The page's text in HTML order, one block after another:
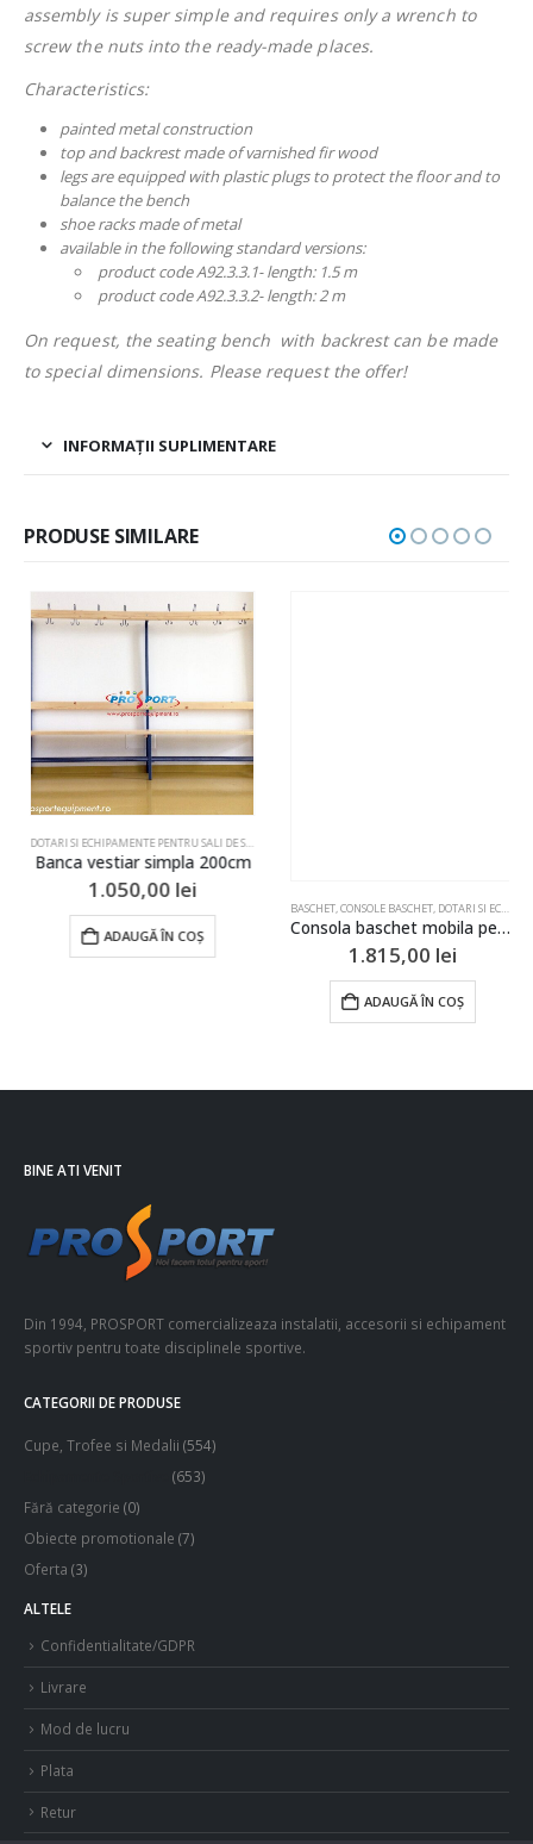
assembly is super simple and requires only a wrench to
screw the nuts into the ready-made places.
Characteristics:
painted metal construction
top and backrest made of varnished fir wood
legs are equipped with plastic plugs to protect the floor and to
balance the bench
shoe racks made of metal
available in the following standard versions:
product code A92.3.3.1- length: 1.5 m
product code A92.3.3.2- length: 2 m
On request, the seating bench with backrest can be made
to special dimensions. Please request the offer!
INFORMAȚII SUPLIMENTARE
PRODUSE SIMILARE
SALTELE,SALTELE GIMNASTICA,SUPRAFETE ANTRENAMENT
SALI DE SPORT SI TERENURI
,RING DE BOX
DOTARI SI ECHIPAMENTE PENTRU SALI DE SPORT SI TERENURI
Banca vestiar simpla 200cm
1.050,00lei
ADAUGĂ ÎN COȘ
BASCHET,CONSOLE BASCHET,DOTARI SI ECHIPAMENTE PENTRU SALI DE SPORT SI TERENURI
Consola baschet mobila pentru panou 900x1200mm
1.815,00 lei
ADAUGĂ ÎN COȘ
Din 1994, PROSPORT comercializeaza instalatii, accesorii si echipament
Confidentialitate/GDPR
Livrare
Mod de lucru
Plata
Retur